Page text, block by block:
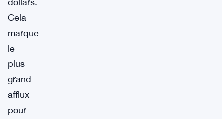
dollars.
Cela
marque
le
plus
grand
afflux
pour